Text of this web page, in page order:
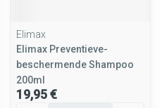
Elimax
Elimax Preventieve-
beschermende Shampoo
200ml
19,95 €